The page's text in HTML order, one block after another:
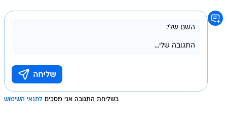
בשליחת התגובה אני מסכים לתנאי השימוש